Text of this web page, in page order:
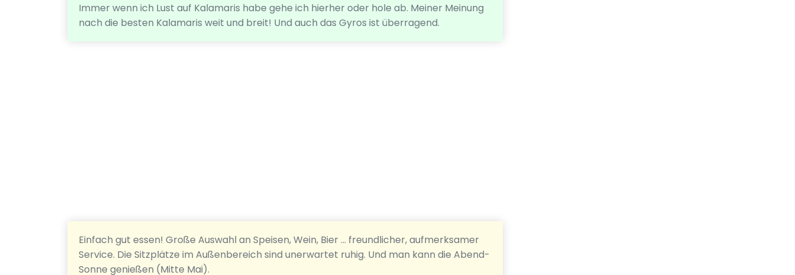
Immer wenn ich Lust auf Kalamaris habe gehe ich hierher oder hole ab. Meiner Meinung
nach die besten Kalamaris weit und breit! Und auch das Gyros ist überragend.
Einfach gut essen! Große Auswahl an Speisen, Wein, Bier ... freundlicher, aufmerksamer
Service. Die Sitzplätze im Außenbereich sind unerwartet ruhig. Und man kann die Abend-
Sonne genießen (Mitte Mai).